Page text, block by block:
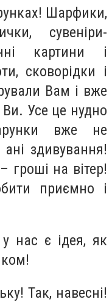
Шарфики,
сувеніри-
картини і
сковорідки і
Вам і вже
Усе це нудно
вже не
здивування!
гроші на вітер!
приємно і
нас є ідея, як
Так, навесні!